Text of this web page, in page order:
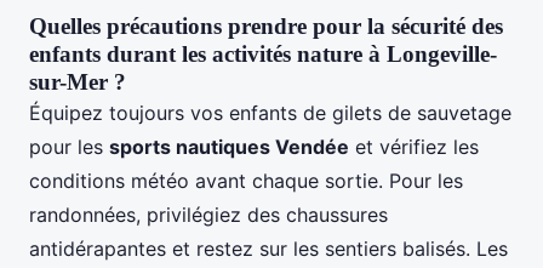
Quelles précautions prendre pour la sécurité des
enfants durant les activités nature à Longeville-
sur-Mer ?
Équipez toujours vos enfants de gilets de sauvetage
pour les sports nautiques Vendée et vérifiez les
conditions météo avant chaque sortie. Pour les
randonnées, privilégiez des chaussures
antidérapantes et restez sur les sentiers balisés. Les